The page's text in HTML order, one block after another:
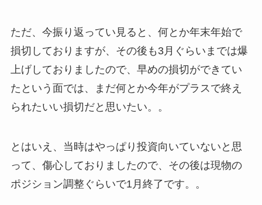
ただ、今振り返ってい見ると、何とか年末年始で
損切しておりますが、その後も3月ぐらいまでは爆
上げしておりましたので、早めの損切ができてい
たという面では、まだ何とか今年がプラスで終え
られたいい損切だと思いたい。。
とはいえ、当時はやっぱり投資向いていないと思
って、傷心しておりましたので、その後は現物の
ポジション調整ぐらいで1月終了です。。